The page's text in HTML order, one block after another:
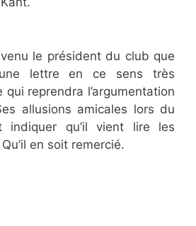
le président du club que
lettre en ce sens très
reprendra l’argumentation
allusions amicales lors du
indiquer qu’il vient lire les
en soit remercié.